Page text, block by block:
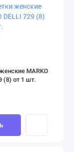
MARKO
(8) от 1 шт.